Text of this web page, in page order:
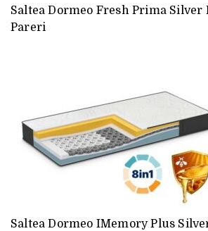
Saltea Dormeo Fresh Prima Silver
Pareri
Saltea Dormeo IMemory Plus